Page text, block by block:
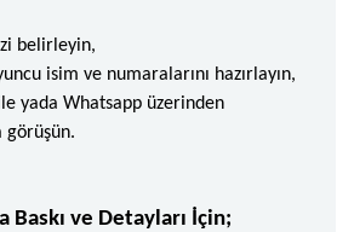
belirleyin,
isim ve numaralarını hazırlayın,
yada Whatsapp üzerinden
görüşün.
Baskı ve Detayları İçin;